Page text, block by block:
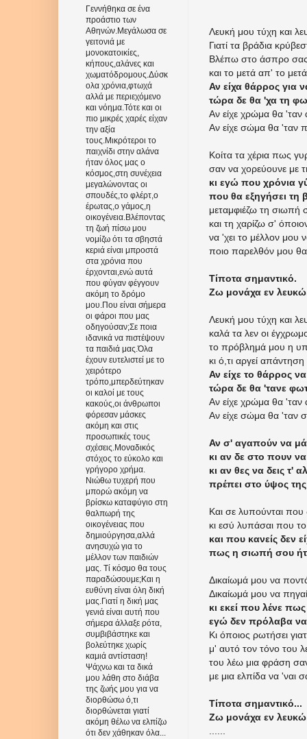
Λευκή μου τύχη και
Γιατί τα βράδια
Βλέπω στο άσπρο
και το μετά απ' το
Αν είχα θάρρος για
τώρα δε θα 'χα τη
Αν είχε χρώμα θα
Αν είχε σώμα θα 'ταν
Κοίτα τα χέρια πως
σαν να χορεύουνε με
κι εγώ που χρόνια
που θα εξηγήσει τη
μεταμφιέζω τη σιωπή
και τη χαρίζω σ'
να 'χει το μέλλον μου
ποιο παρελθόν μου θα
Τίποτα σημαντικό.
Ζω μονάχα εν
Λευκή μου τύχη και
καλά τα λεν οι
το πρόβλημά μου η
κι ό,τι αργεί απάντηση
Αν είχε το θάρρος
τώρα δε θα 'τανε
Αν είχε χρώμα θα
Αν είχε σώμα θα 'ταν
Αν σ' αγαπούν να
κι αν δε στο πουν να
κι αν θες να δεις τ'
πρέπει στο ύψος
Και σε λυπούνται που
κι εσύ λυπάσαι που
και που κανείς δεν
πως η σιωπή σου
Δικαίωμά μου να
Δικαίωμά μου να
κι εκεί που λένε
εγώ δεν πρόλαβα
Κι όποιος ρωτήσει
μ' αυτό τον τόνο του
του λέω μια φράση
με μια ελπίδα να 'ναι
Τίποτα σημαντικό...
Ζω μονάχα εν
Γεννήθηκα σε ένα
προάστιο των
Αθηνών.Μεγάλωσα σε
γειτονιά με
μονοκατοικίες,
κήπους,αλάνες και
χωματόδρομους.Δύσκ
ολα χρόνια,φτωχά
αλλά με περιεχόμενο
και νόημα.Τότε και οι
πιο μικρές χαρές είχαν
την αξία
τους.Μικρότεροι το
παιχνίδι στην αλάνα
ήταν όλος μας ο
κόσμος,στη συνέχεια
μεγαλώνοντας οι
σπουδές,το φλέρτ,ο
έρωτας,ο γάμος,η
οικογένεια.Βλέποντας
τη ζωή πίσω μου
νομίζω ότι τα σβηστά
κεριά είναι μπροστά
στα χρόνια που
έρχονται,ενώ αυτά
που φύγαν φέγγουν
ακόμη το δρόμο
μου.Που είναι σήμερα
οι φάροι που μας
οδηγούσαν;Σε ποια
ιδανικά να πιστέψουν
τα παιδιά μας.Όλα
έχουν ευτελιστεί με το
χειρότερο
τρόπο,μπερδεύτηκαν
οι καλοί με τους
κακούς,οι άνθρωποι
φόρεσαν μάσκες
ακόμη και στις
προσωπικές τους
σχέσεις.Μοναδικός
στόχος το εύκολο και
γρήγορο χρήμα.
Νιώθω τυχερή που
μπορώ ακόμη να
βρίσκω καταφύγιο στη
θαλπωρή της
οικογένειας που
δημιούργησα,αλλά
ανησυχώ για το
μέλλον των παιδιών
μας. Τί κόσμο θα τους
παραδώσουμε;Και η
ευθύνη είναι όλη δική
μας.Γιατί η δική μας
γενιά είναι αυτή που
σήμερα άλλαξε ρότα,
συμβιβάστηκε και
βολεύτηκε χωρίς
καμιά αντίσταση!
Ψάχνω και τα δικά
μου λάθη στο διάβα
της ζωής μου για να
διορθώσω ό,τι
διορθώνεται γιατί
ακόμη θέλω να ελπίζω
ότι δεν χάθηκαν όλα...